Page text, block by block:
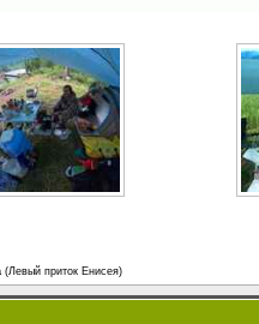
(Левый приток Енисея)